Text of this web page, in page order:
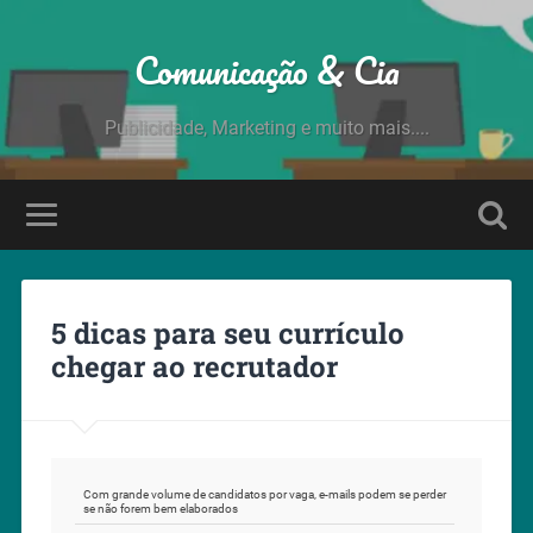
Comunicação & Cia
Publicidade, Marketing e muito mais....
5 dicas para seu currículo
chegar ao recrutador
Com grande volume de candidatos por vaga, e-mails podem se perder
se não forem bem elaborados